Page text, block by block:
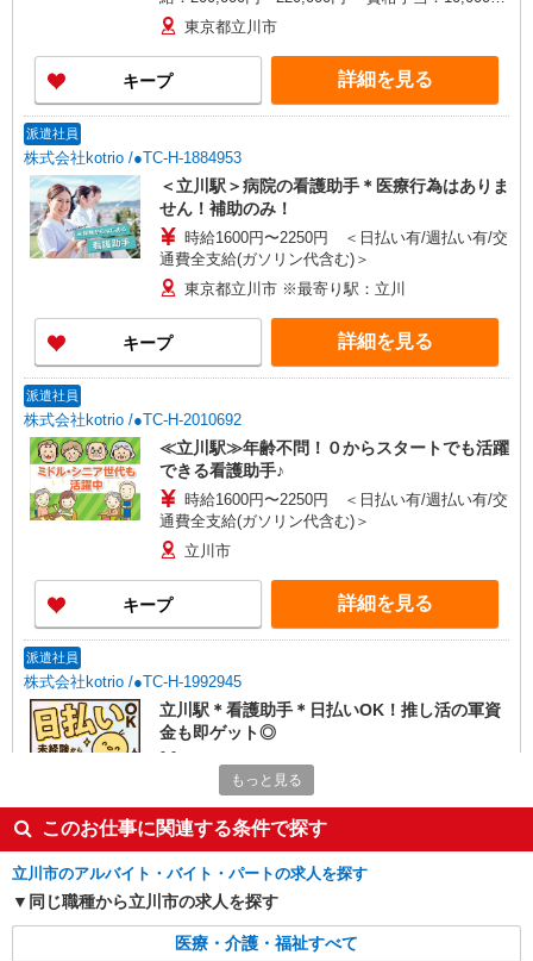
30,000円 ・役職手当：10,000〜70,000円 ・処遇改
善手当：20,000〜60,000円（勤続年数、保有資格
により変動） ・固定残業手当：20,000円（10時
間） ※固定残業時間を超過する場合には超過勤務
手当として別途支給 ・夜勤手当：10,000円/1回
歓迎 ・認知症介護基礎研修 ・初任者研修 ・実務
者研修 ・介護福祉士 など
東京都立川市
キープ 詳細を見る
派遣社員
株式会社kotrio /●TC-H-1884953
＜立川駅＞病院の看護助手＊医療行為はありま
せん！補助のみ！
時給1600円〜2250円 ＜日払い有/週払い有/交
通費全支給(ガソリン代含む)＞
東京都立川市 ※最寄り駅：立川
キープ 詳細を見る
派遣社員
株式会社kotrio /●TC-H-2010692
≪立川駅≫年齢不問！０からスタートでも活躍
できる看護助手♪
時給1600円〜2250円 ＜日払い有/週払い有/交
通費全支給(ガソリン代含む)＞
立川市
キープ 詳細を見る
派遣社員
株式会社kotrio /●TC-H-1992945
立川駅＊看護助手＊日払いOK！推し活の軍資
金も即ゲット◎
時給1600円〜2250円 ＜日払い有/週払い有/交
通費全支給(ガソリン代含む)＞
立川市
キープ 詳細を見る
株式会社kotrio /●TC-H-1908438
もっと見る
このお仕事に関連する条件で探す
立川市のアルバイト・バイト・パートの求人を探す
同じ職種から立川市の求人を探す
医療・介護・福祉すべて